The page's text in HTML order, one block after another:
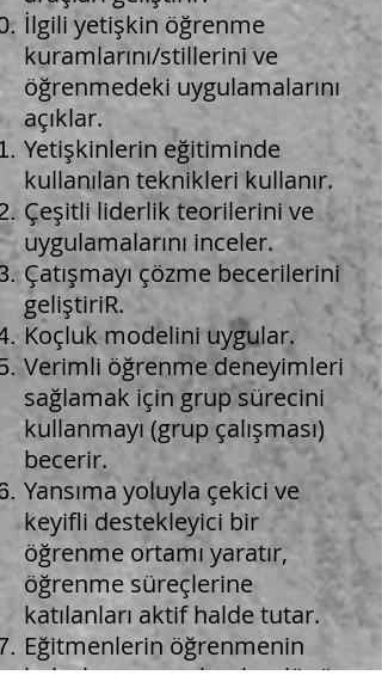
İlgili yetişkin öğrenme
kuramlarını/stillerini ve
öğrenmedeki uygulamalarını
açıklar.
Yetişkinlerin eğitiminde
kullanılan teknikleri kullanır.
Çeşitli liderlik teorilerini ve
uygulamalarını inceler.
Çatışmayı çözme becerilerini
geliştiriR.
Koçluk modelini uygular.
Verimli öğrenme deneyimleri
sağlamak için grup sürecini
kullanmayı (grup çalışması)
becerir.
Yansıma yoluyla çekici ve
keyifli destekleyici bir
öğrenme ortamı yaratır,
öğrenme süreçlerine
katılanları aktif halde tutar.
Eğitmenlerin öğrenmenin
kolaylaştırıcısı olarak rolünü